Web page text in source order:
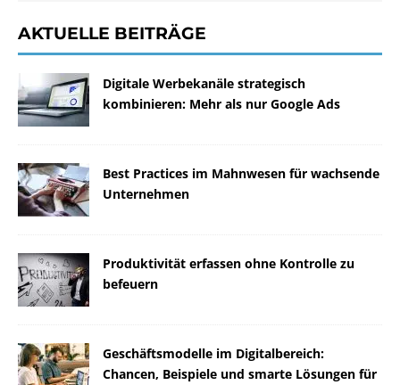
AKTUELLE BEITRÄGE
Digitale Werbekanäle strategisch
kombinieren: Mehr als nur Google Ads
Best Practices im Mahnwesen für wachsende
Unternehmen
Produktivität erfassen ohne Kontrolle zu
befeuern
Geschäftsmodelle im Digitalbereich:
Chancen, Beispiele und smarte Lösungen für